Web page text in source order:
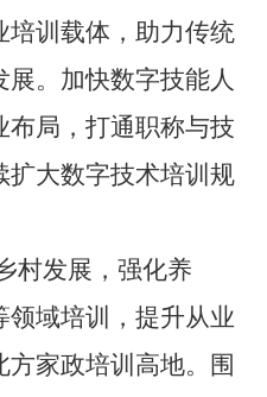
培训载体，助力传统
。加快数字技能人
局，打通职称与技
扩大数字技术培训规
村发展，强化养
域培训，提升从业
方家政培训高地。围